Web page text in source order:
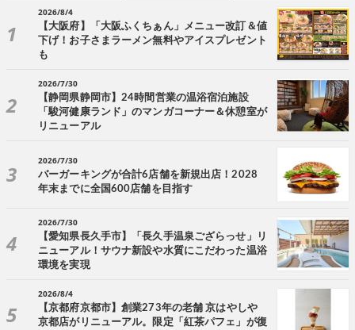
2026/8/4
【大阪府】「大阪ふくちぁん」メニュー改訂＆値
下げ！お子さまラーメン無料やアイスプレゼント
も
2026/7/30
【静岡県静岡市】24時間営業の温浴宿泊施設
「駿河健康ランド」のマンガコーナー＆休憩室が
リニューアル
2026/7/30
バーガーキングが合計6店舗を新規出店！2028
年末までに全国600店舗を目指す
2026/7/30
【愛知県長久手市】「長久手温泉ござらっせ」リ
ニューアル！サウナ新設や水質にこだわった温浴
環境を実現
2026/8/4
【京都府京都市】創業273年の老舗 京はやしや
京都店がリニューアル。限定「紅茶パフェ」が復